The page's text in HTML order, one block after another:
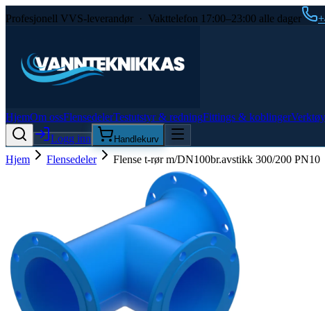
Profesjonell VVS-leverandør · Vakttelefon 17:00–23:00 alle dager
HjemOm ossFlensedelerTestutstyr & redningFittings & koblinger
Logg inn
Handlekurv
Hjem Flensedeler Flense t-rør m/DN100br.avstikk 300/200 PN10